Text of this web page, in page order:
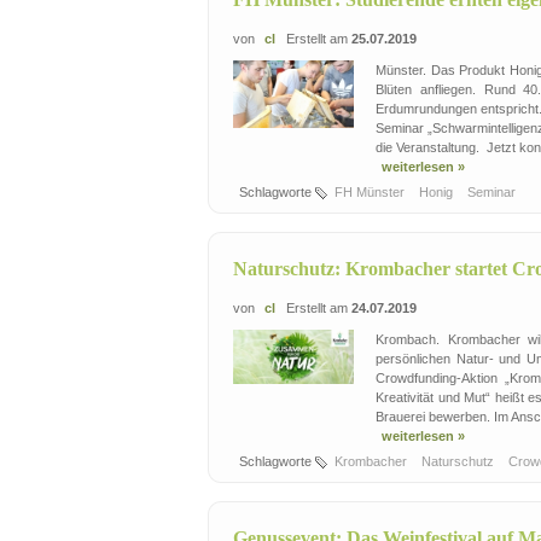
von cl Erstellt am 25.07.2019
Münster. Das Produkt
Blüten anfliegen. Rund
Erdumrundungen
Seminar
die Veranstaltung. Jetzt
weiterlesen »
Schlagworte
FH Münster Honig Seminar
Naturschutz: Krombacher startet
von cl Erstellt am 24.07.2019
Krombach. Krombacher
persönlichen Natur- und
Crowdfunding-Aktion
Kreativität und Mut“ heißt
Brauerei bewerben. Im
weiterlesen »
Schlagworte
Krombacher Naturschutz